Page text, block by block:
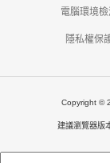
電腦環境檢
隱私權保
Copyright ©
建議瀏覽器版